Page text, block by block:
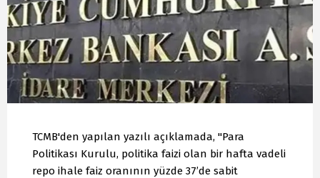
TCMB'den yapılan yazılı açıklamada, "Para
Politikası Kurulu, politika faizi olan bir hafta vadeli
repo ihale faiz oranının yüzde 37’de sabit